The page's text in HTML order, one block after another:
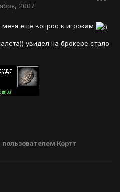
2007
ещё вопрос к игрокам
увидел на брокере стало
пользователем Кортт